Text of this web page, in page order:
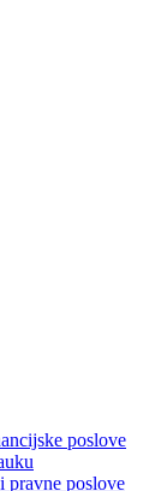
poslove
pravne poslove